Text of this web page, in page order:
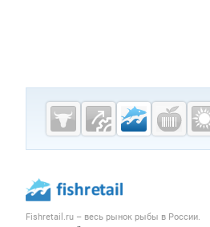
Дополнительная
Cсылки на полезные
Fishretail.ru —
рыба,
Важные разделы и
Fishretail.ru – весь рынок рыбы в России.